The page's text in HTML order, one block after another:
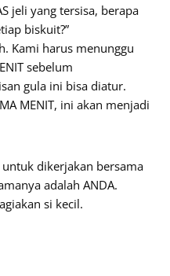
jeli yang tersisa, berapa
biskuit?”
Kami harus menunggu
sebelum
gula ini bisa diatur.
MENIT, ini akan menjadi
dikerjakan bersama
adalah ANDA.
si kecil.